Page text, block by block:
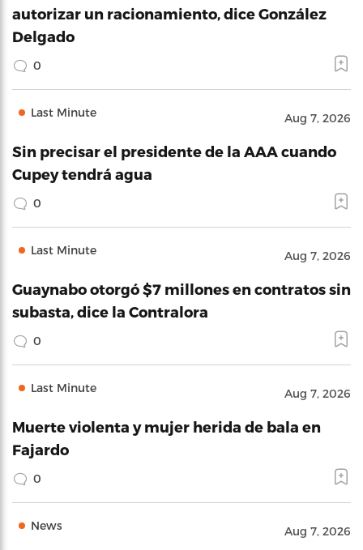
autorizar un racionamiento, dice González
Delgado
0
Last Minute Aug 7, 2026
Sin precisar el presidente de la AAA cuando
Cupey tendrá agua
0
Last Minute Aug 7, 2026
Guaynabo otorgó $7 millones en contratos sin
subasta, dice la Contralora
0
Last Minute Aug 7, 2026
Muerte violenta y mujer herida de bala en
Fajardo
0
News Aug 7, 2026